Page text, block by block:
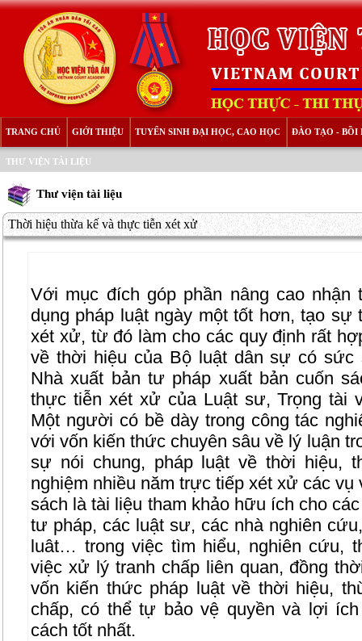
TRANG CHỦ GIỚI THIỆU TUYỂN SINH ĐẠI HỌC, CAO HỌC ĐÀO TẠO - BỒI
THƯ VIỆN TÀI LIỆU
Thư viện tài liệu
Thời hiệu thừa kế và thực tiễn xét xử
Với mục đích góp phần nâng cao
dụng pháp luật ngày một tốt hơn, tạo sự
xét xử, từ đó làm cho các quy định rất
về thời hiệu của Bộ luật dân sự có sức
Nhà xuất bản tư pháp xuất bản cuốn
thực tiễn xét xử của Luật sư, Trọng tài
Một người có bề dày trong công tác
với vốn kiến thức chuyên sâu về lý luận
sự nói chung, pháp luật về thời hiệu,
nghiệm nhiều năm trực tiếp xét xử các
sách là tài liệu tham khảo hữu ích cho
tư pháp, các luật sư, các nhà nghiên
luât… trong việc tìm hiểu, nghiên cứu,
việc xử lý tranh chấp liên quan, đồng
vốn kiến thức pháp luật về thời hiệu,
chấp, có thể tự bảo vệ quyền và lợi
cách tốt nhất.